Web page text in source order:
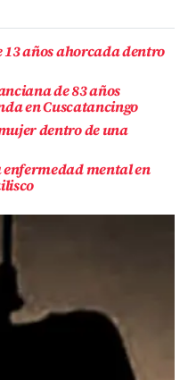
años ahorcada dentro
de 83 años
en Cuscatancingo
dentro de una
mental en